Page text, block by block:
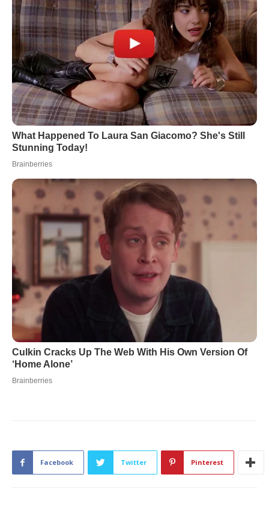
Facebook Twitter Pinterest